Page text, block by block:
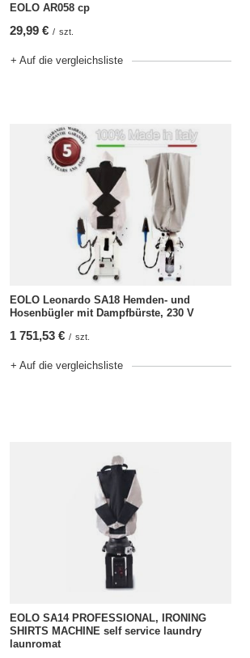
EOLO AR058 cp
29,99 € / szt.
+ Auf die vergleichsliste
EOLO Leonardo SA18 Hemden- und
Hosenbügler mit Dampfbürste, 230 V
1 751,53 € / szt.
+ Auf die vergleichsliste
EOLO SA14 PROFESSIONAL, IRONING
SHIRTS MACHINE self service laundry
launromat